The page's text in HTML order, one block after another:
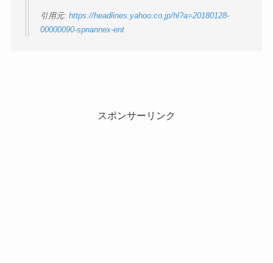
引用元: https://headlines.yahoo.co.jp/hl?a=20180128-
00000090-spnannex-ent
スポンサーリンク